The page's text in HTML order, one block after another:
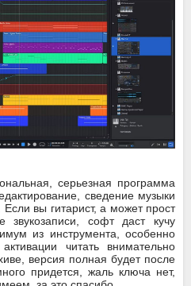
серьезная программа
сведение музыки
вы гитарист, а может прост
звукозаписи, софт даст кучу
из инструмента, особенно
читать внимательно
версия полная будет после
придется, жаль ключа нет,